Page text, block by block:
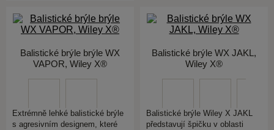
Balistické brýle brýle WX
VAPOR, Wiley X®
Extrémně lehké balistické brýle
s agresivním designem, které
Balistické brýle WX JAKL,
Wiley X®
Balistické brýle Wiley X JAKL
představují špičku v oblasti